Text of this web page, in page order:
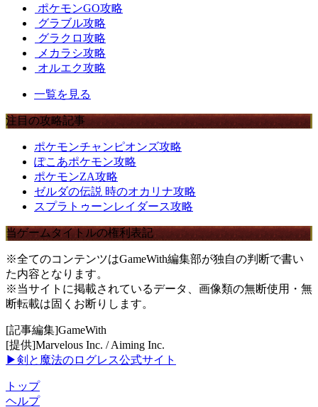
ポケモンGO攻略
グラブル攻略
グラクロ攻略
メカラシ攻略
オルエク攻略
一覧を見る
注目の攻略記事
ポケモンチャンピオンズ攻略
ぽこあポケモン攻略
ポケモンZA攻略
ゼルダの伝説 時のオカリナ攻略
スプラトゥーンレイダース攻略
当ゲームタイトルの権利表記
※全てのコンテンツはGameWith編集部が独自の判断で書い
た内容となります。
※当サイトに掲載されているデータ、画像類の無断使用・無
断転載は固くお断りします。
[記事編集]GameWith
[提供]Marvelous Inc. / Aiming Inc.
▶剣と魔法のログレス公式サイト
トップ
ヘルプ